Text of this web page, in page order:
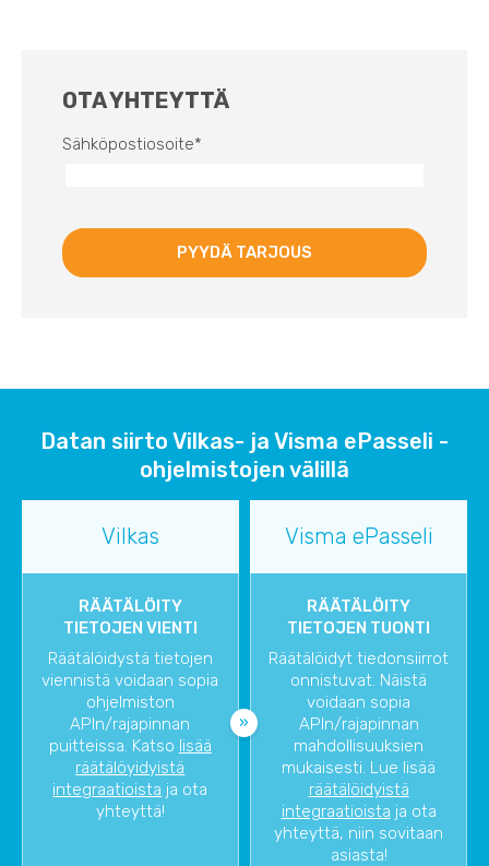
OTA YHTEYTTÄ
Sähköpostiosoite*
Datan siirto Vilkas- ja Visma ePasseli -
ohjelmistojen välillä
Vilkas Visma ePasseli
RÄÄTÄLÖITY
TIETOJEN VIENTI
Räätälöidystä tietojen
viennistä voidaan sopia
ohjelmiston
APIn/rajapinnan
puitteissa. Katso lisää
räätälöyidyistä
integraatioista ja ota
yhteyttä!
RÄÄTÄLÖITY
TIETOJEN TUONTI
Räätälöidyt tiedonsiirrot
onnistuvat. Näistä
voidaan sopia
APIn/rajapinnan
mahdollisuuksien
mukaisesti. Lue lisää
räätälöidyistä
integraatioista ja ota
yhteyttä, niin sovitaan
asiasta!